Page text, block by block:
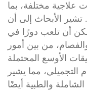
علاجية مختلفة، بما
تشير الأبحاث إلى أن
أن تلعب دورًا في
من بين أمور
الأوسع المحتملة
التجميلي، مما يشير